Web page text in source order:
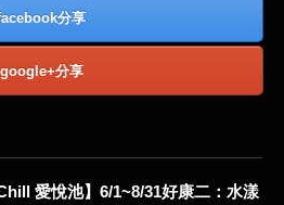
分享
google+分享
愛悅池】6/1~8/31好康二：水漾